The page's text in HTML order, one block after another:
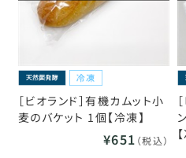
［ビオランド］有機カムット小
麦のバケット 1個【冷凍】
¥651 （税込）